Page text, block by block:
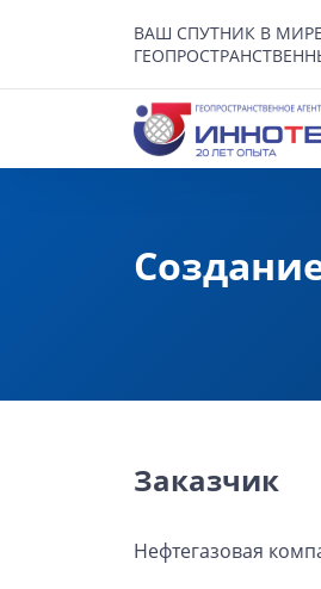
ВАШ СПУТНИК В МИРЕ
Заказчик
Нефтегазовая